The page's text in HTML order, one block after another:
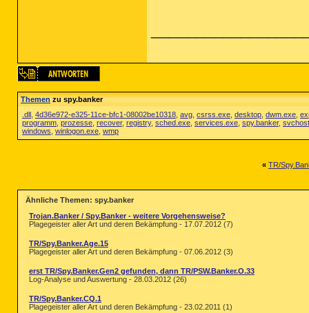
Themenzu spy.banker
.dll 4d36e972-e325-11ce-bfc1-08002be10318 avg csrss.exe desktop dwm.exe
programm prozesse recover, registry, sched.exe services.exe spy.banker,
windows winlogon.exe wmp
« TR/
Ähnliche Themen: spy.banker
Trojan.Banker / Spy.Banker - weitere Vorgehensweise?
Plagegeister aller Art und deren Bekämpfung - 17.07.2012 (7)
TR/Spy.Banker.Age.15
Plagegeister aller Art und deren Bekämpfung - 07.06.2012 (3)
erst TR/Spy.Banker.Gen2 gefunden, dann TR/PSW.Banker.O.33
Log-Analyse und Auswertung - 28.03.2012 (26)
TR/Spy.Banker.CQ.1
Plagegeister aller Art und deren Bekämpfung - 23.02.2011 (1)